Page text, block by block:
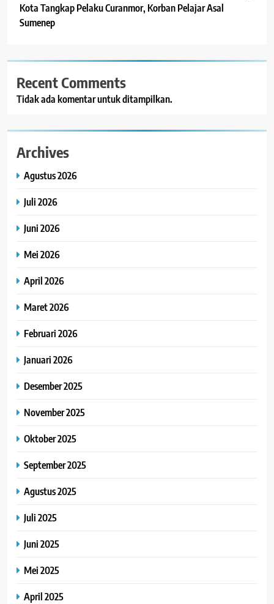
Kota Tangkap Pelaku Curanmor, Korban Pelajar Asal
Sumenep
Recent Comments
Tidak ada komentar untuk ditampilkan.
Archives
Agustus 2026
Juli 2026
Juni 2026
Mei 2026
April 2026
Maret 2026
Februari 2026
Januari 2026
Desember 2025
November 2025
Oktober 2025
September 2025
Agustus 2025
Juli 2025
Juni 2025
Mei 2025
April 2025